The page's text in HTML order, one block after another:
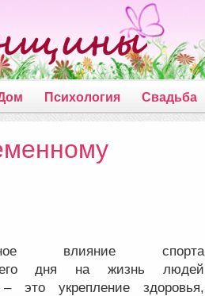
Психология Свадьба
влияние спорта
дня на жизнь людей
это укрепление здоровья,